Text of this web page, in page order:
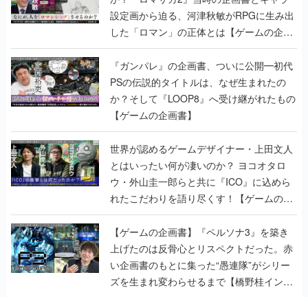
設定画から迫る、河津秋敏がRPGに生み出
した「ロマン」の正体とは【ゲームの企画
書】
『ガンパレ』の企画書、ついに公開━初代
PSの伝説的タイトルは、なぜ生まれたの
か？そして『LOOP8』へ受け継がれたもの
【ゲームの企画書】
世界が認めるゲームデザイナー・上田文人
とはいったい何が凄いのか？ ヨコオタロ
ウ・外山圭一郎らと共に『ICO』に込めら
れたこだわりを語り尽くす！【ゲームの企
画書】
【ゲームの企画書】『ペルソナ3』を築き
上げたのは反骨心とリスペクトだった。赤
い企画書のもとに集った“愚連隊”がシリー
ズを生まれ変わらせるまで【橋野桂インタ